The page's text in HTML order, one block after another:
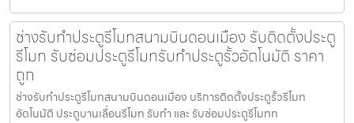
ช่างรับทำประตูรีโมทสนามบินดอนเมือง รับติดตั้งประตู
รีโมท รับซ่อมประตูรีโมทรับทำประตูรั้วอัตโนมัติ ราคา
ถูก
ช่างรับทำประตูรีโมทสนามบินดอนเมือง บริการติดตั้งประตูรั้วรีโมท
อัตโนมัติ ประตูบานเลื่อนรีโมท รับทำ และ รับซ่อมประตูรีโมทท